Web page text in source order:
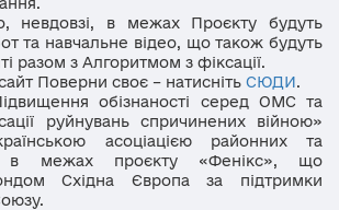
в межах Проєкту будуть
та навчальне відео, що також будуть
разом з Алгоритмом з фіксації.
Поверни своє – натисніть СЮДИ.
обізнаності серед ОМС та
руйнувань спричинених війною»
асоціацією районних та
в межах проєкту «Фенікс», що
Східна Європа за підтримки